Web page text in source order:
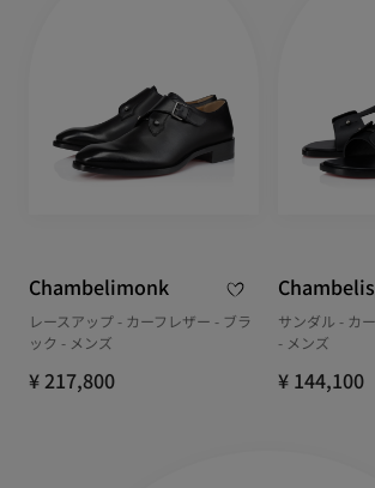
Chambelimonk
レースアップ - カーフレザー - ブラ
ック - メンズ
¥ 217,800
サンダル - カ
- メンズ
¥ 144,100